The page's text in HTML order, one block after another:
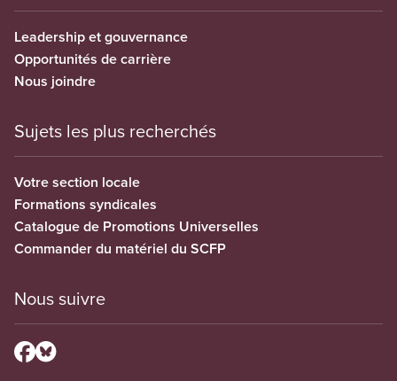
Leadership et gouvernance
Opportunités de carrière
Nous joindre
Sujets les plus recherchés
Votre section locale
Formations syndicales
Catalogue de Promotions Universelles
Commander du matériel du SCFP
Nous suivre